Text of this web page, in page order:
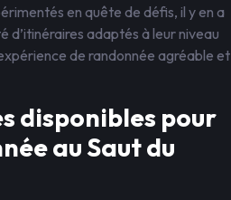
en quête de défis, il y en a
d’itinéraires adaptés à leur niveau
de randonnée agréable et
disponibles pour
au Saut du